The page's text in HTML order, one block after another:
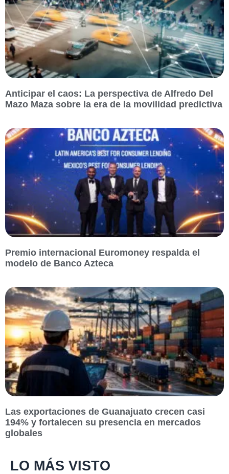
Anticipar el caos: La perspectiva de Alfredo Del
Mazo Maza sobre la era de la movilidad predictiva
Premio internacional Euromoney respalda el
modelo de Banco Azteca
Las exportaciones de Guanajuato crecen casi
194% y fortalecen su presencia en mercados
globales
LO MÁS VISTO